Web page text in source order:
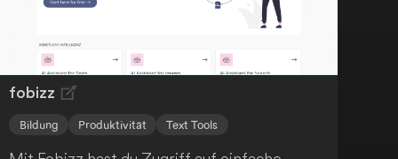
fobizz
Bildung Produktivität Text Tools